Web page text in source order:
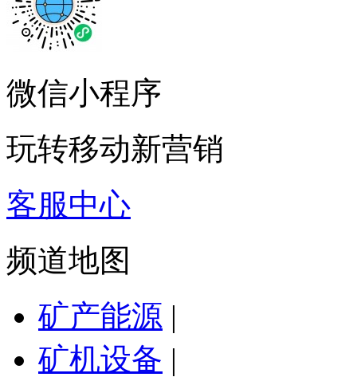
微信小程序
玩转移动新营销
客服中心
频道地图
矿产能源 |
矿机设备 |